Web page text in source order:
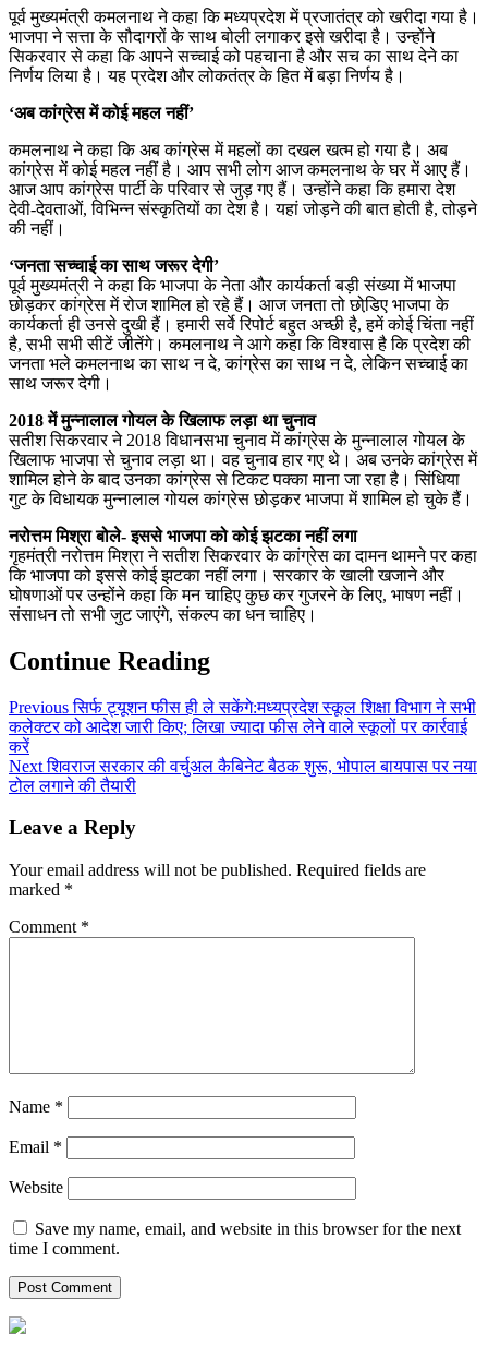
पूर्व मुख्यमंत्री कमलनाथ ने कहा कि मध्यप्रदेश में प्रजातंत्र को खरीदा गया है।
भाजपा ने सत्ता के सौदागरों के साथ बोली लगाकर इसे खरीदा है। उन्होंने
सिकरवार से कहा कि आपने सच्चाई को पहचाना है और सच का साथ देने का
निर्णय लिया है। यह प्रदेश और लोकतंत्र के हित में बड़ा निर्णय है।
‘अब कांग्रेस में कोई महल नहीं’
कमलनाथ ने कहा कि अब कांग्रेस में महलों का दखल खत्म हो गया है। अब
कांग्रेस में कोई महल नहीं है। आप सभी लोग आज कमलनाथ के घर में आए हैं।
आज आप कांग्रेस पार्टी के परिवार से जुड़ गए हैं। उन्होंने कहा कि हमारा देश
देवी-देवताओं, विभिन्न संस्कृतियों का देश है। यहां जोड़ने की बात होती है, तोड़ने
की नहीं।
‘जनता सच्चाई का साथ जरूर देगी’
पूर्व मुख्यमंत्री ने कहा कि भाजपा के नेता और कार्यकर्ता बड़ी संख्या में भाजपा
छोड़कर कांग्रेस में रोज शामिल हो रहे हैं। आज जनता तो छोडि़ए भाजपा के
कार्यकर्ता ही उनसे दुखी हैं। हमारी सर्वे रिपोर्ट बहुत अच्छी है, हमें कोई चिंता नहीं
है, सभी सभी सीटें जीतेंगे। कमलनाथ ने आगे कहा कि विश्वास है कि प्रदेश की
जनता भले कमलनाथ का साथ न दे, कांग्रेस का साथ न दे, लेकिन सच्चाई का
साथ जरूर देगी।
2018 में मुन्नालाल गोयल के खिलाफ लड़ा था चुनाव
सतीश सिकरवार ने 2018 विधानसभा चुनाव में कांग्रेस के मुन्नालाल गोयल के
खिलाफ भाजपा से चुनाव लड़ा था। वह चुनाव हार गए थे। अब उनके कांग्रेस में
शामिल होने के बाद उनका कांग्रेस से टिकट पक्का माना जा रहा है। सिंधिया
गुट के विधायक मुन्नालाल गोयल कांग्रेस छोड़कर भाजपा में शामिल हो चुके हैं।
नरोत्तम मिश्रा बोले- इससे भाजपा को कोई झटका नहीं लगा
गृहमंत्री नरोत्तम मिश्रा ने सतीश सिकरवार के कांग्रेस का दामन थामने पर कहा
कि भाजपा को इससे कोई झटका नहीं लगा। सरकार के खाली खजाने और
घोषणाओं पर उन्होंने कहा कि मन चाहिए कुछ कर गुजरने के लिए, भाषण नहीं।
संसाधन तो सभी जुट जाएंगे, संकल्प का धन चाहिए।
Continue Reading
Previousसिर्फ ट्यूशन फीस ही ले सकेंगे:मध्यप्रदेश स्कूल शिक्षा विभाग ने सभी
कलेक्टर को आदेश जारी किए; लिखा ज्यादा फीस लेने वाले स्कूलों पर कार्रवाई
करें
Nextशिवराज सरकार की वर्चुअल कैबिनेट बैठक शुरू, भोपाल बायपास पर नया
टोल लगाने की तैयारी
Leave a Reply
Your email address will not be published. Required fields are
marked *
Comment *
Name *
Email *
Website
Save my name, email, and website in this browser for the next
time I comment.